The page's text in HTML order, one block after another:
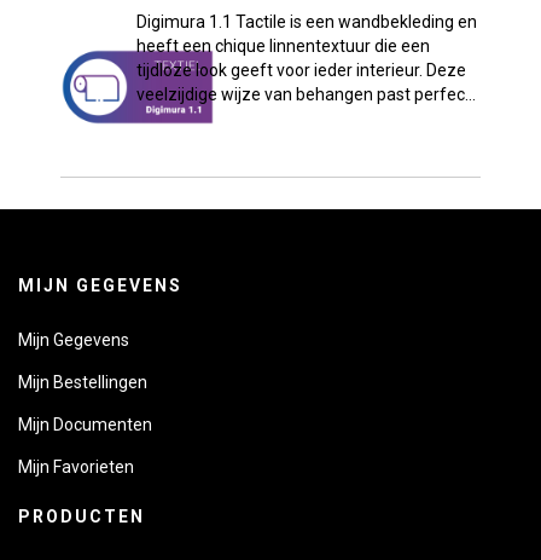
Digimura 1.1 Tactile is een wandbekleding en
heeft een chique linnentextuur die een
tijdloze look geeft voor ieder interieur. Deze
veelzijdige wijze van behangen past perfect
bij een breed scala aan commerciële
MIJN GEGEVENS
Mijn Gegevens
Mijn Bestellingen
Mijn Documenten
Mijn Favorieten
PRODUCTEN